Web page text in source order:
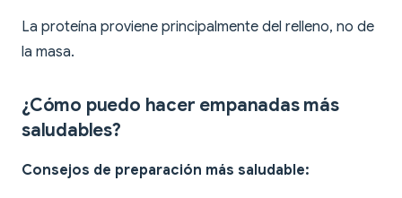
La proteína proviene principalmente del relleno, no de
la masa.
¿Cómo puedo hacer empanadas más
saludables?
Consejos de preparación más saludable: